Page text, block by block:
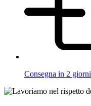
Consegna in 2 giorni